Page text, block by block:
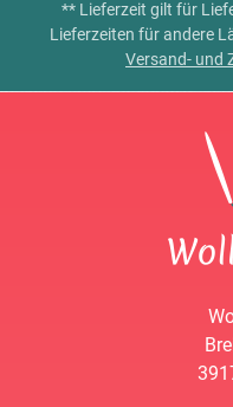
** Lieferzeit gilt für
Lieferzeiten für andere
Versand- und